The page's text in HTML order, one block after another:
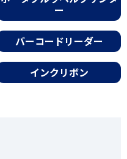
ー
バーコードリーダー
インクリボン